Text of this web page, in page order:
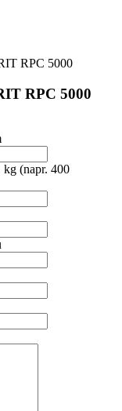
RPC 5000
RPC 5000
kg (napr. 400